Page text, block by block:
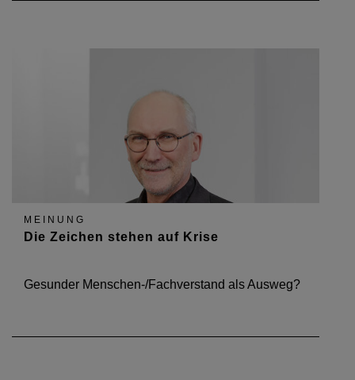
MEINUNG
Die Zeichen stehen auf Krise
Gesunder Menschen-/Fachverstand als Ausweg?